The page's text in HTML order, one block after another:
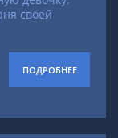
своей
ПОДРОБНЕЕ